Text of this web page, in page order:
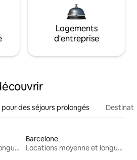
Logements
d'entreprise
des séjours prolongés
Locations moyenne et longue durée
Barcelone
Locations moyenne et longue durée